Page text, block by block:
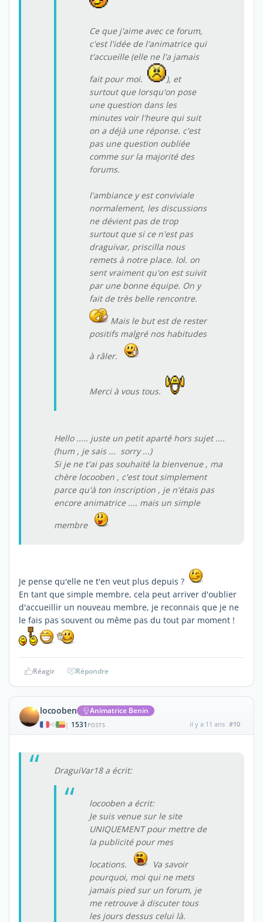
Ce que j'aime avec ce forum,
c'est l'idée de l'animatrice qui
t'accueille (elle ne l'a jamais
fait pour moi.
), et
surtout que lorsqu'on pose
une question dans les
minutes voir l'heure qui suit
on a déjà une réponse. c'est
pas une question oubliée
comme sur la majorité des
forums.
l'ambiance y est conviviale
normalement, les discussions
ne dévient pas de trop
surtout que si ce n'est pas
draguivar, priscilla nous
remets à notre place. lol. on
sent vraiment qu'on est suivit
par une bonne équipe. On y
fait de très belle rencontre.
Mais le but est de rester
positifs malgré nos habitudes
à râler.
Merci à vous tous.
Hello ..... juste un petit aparté hors sujet ....
(hum , je sais ... sorry ...)
Si je ne t'ai pas souhaité la bienvenue , ma
chère locooben , c'est tout simplement
parce qu'à ton inscription , je n'étais pas
encore animatrice .... mais un simple
membre
Je pense qu'elle ne t'en veut plus depuis ?
En tant que simple membre, cela peut arriver d'oublier
d'accueillir un nouveau membre, je reconnais que je ne
le fais pas souvent ou même pas du tout par moment !
Réagir Répondre
locooben Animatrice Benin
| 1531 POSTS il y a 11 ans #10
DraguiVar18 a écrit:
locooben a écrit:
Je suis venue sur le site
UNIQUEMENT pour mettre de
la publicité pour mes
locations.
Va savoir
pourquoi, moi qui ne mets
jamais pied sur un forum, je
me retrouve à discuter tous
les jours dessus celui là.